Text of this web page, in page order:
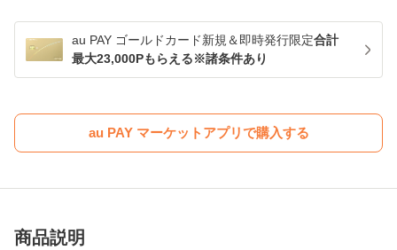
au PAY ゴールドカード新規＆即時発行限定合計
最大23,000Pもらえる※諸条件あり
au PAY マーケットアプリで購入する
商品説明